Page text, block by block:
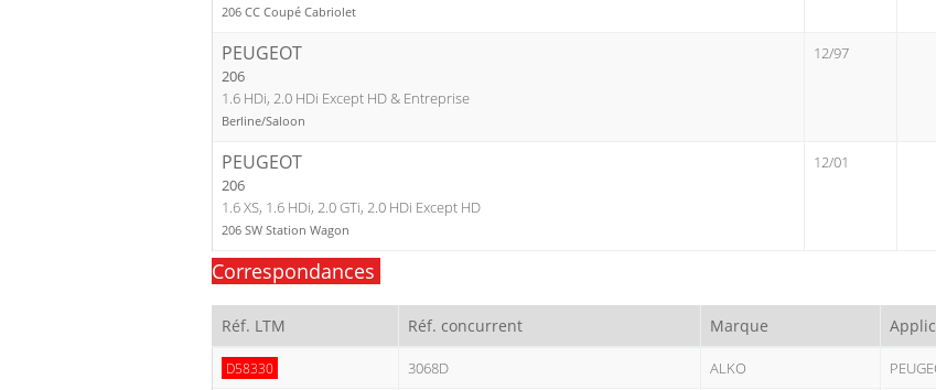
206 CC Coupé Cabriolet
PEUGEOT
206
1.6 HDi, 2.0 HDi Except HD & Entreprise
Berline/Saloon
12/97
PEUGEOT
206
1.6 XS, 1.6 HDi, 2.0 GTi, 2.0 HDi Except HD
206 SW Station Wagon
12/01
Correspondances
Réf. LTM Réf. concurrent Marque
D58330 3068D ALKO